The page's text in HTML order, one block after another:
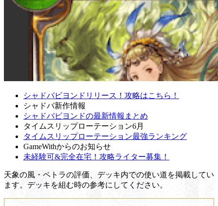
シャドバビヨンドリリース！攻略はこちら！
シャドバ新作情報
シャドバビヨンドの最新情報まとめ
タイムスリップローテーション6月
タイムスリップローテーション最強ランキング
GameWithからのお知らせ
未経験可&完全在宅！攻略ライター募集！
天象の風・ペトラの評価、デッキ内での使い道を掲載してい
ます。デッキを組む時の参考にしてください。